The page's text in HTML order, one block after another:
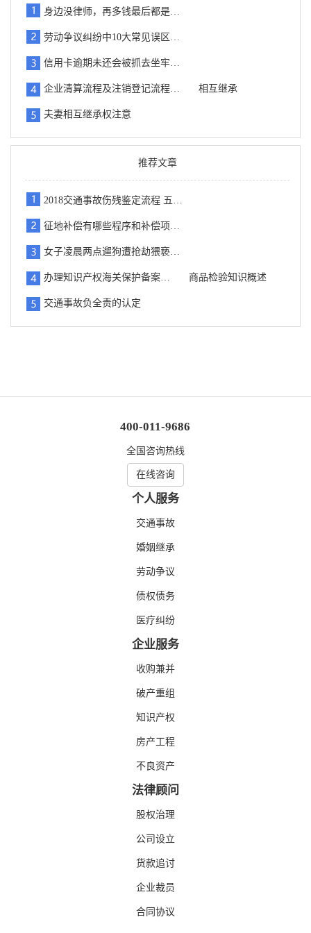
身边没律师，再多钱最后都是…
劳动争议纠纷中10大常见误区…
信用卡逾期未还会被抓去坐牢…
企业清算流程及注销登记流程… 相互继承
夫妻相互继承权注意
推荐文章
2018交通事故伤残鉴定流程 五…
征地补偿有哪些程序和补偿项…
女子凌晨两点遛狗遭抢劫猥亵…
办理知识产权海关保护备案… 商品检验知识概述
交通事故负全责的认定
400-011-9686
全国咨询热线
在线咨询
个人服务
交通事故
婚姻继承
劳动争议
债权债务
医疗纠纷
企业服务
收购兼并
破产重组
知识产权
房产工程
不良资产
法律顾问
股权治理
公司设立
货款追讨
企业裁员
合同协议